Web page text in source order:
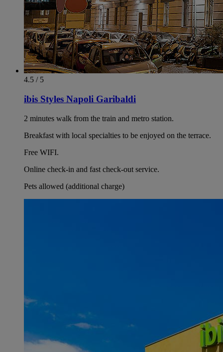
4.5 / 5
ibis Styles Napoli Garibaldi
2 minutes walk from the train and metro station.
Breakfast with local specialties to be enjoyed on the terrace.
Free WIFI.
Online check-in and fast check-out service.
Pets allowed (additional charge)